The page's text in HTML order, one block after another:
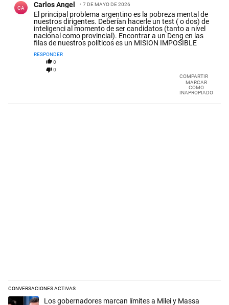
CA Carlos Angel 7 DE MAYO DE 2026
El principal problema argentino es la pobreza mental de
nuestros dirigentes. Deberían hacerle un test ( o dos) de
inteligenci al momento de ser candidatos (tanto a nivel
nacional como provincial). Encontrar a un Deng en las
filas de nuestros políticos es un MISION IMPOSIBLE
RESPONDER
0
0
COMPARTIR
MARCAR
COMO
INAPROPIADO
CONVERSACIONES ACTIVAS
Este listado muestra los artículos con más comentarios en los
Un artículo de tendencia con el título "Los gobernadores marcan
Los gobernadores marcan límites a Milei y Massa